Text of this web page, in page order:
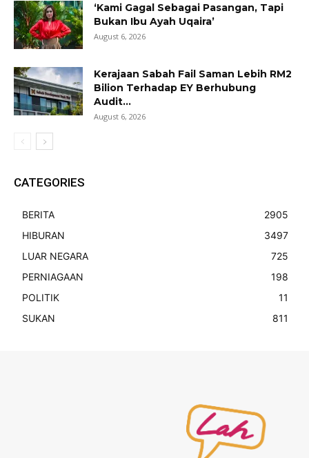
‘Kami Gagal Sebagai Pasangan, Tapi
Bukan Ibu Ayah Uqaira’
August 6, 2026
Kerajaan Sabah Fail Saman Lebih RM2
Bilion Terhadap EY Berhubung
Audit...
August 6, 2026
CATEGORIES
BERITA
2905
HIBURAN
3497
LUAR NEGARA
725
PERNIAGAAN
198
POLITIK
11
SUKAN
811